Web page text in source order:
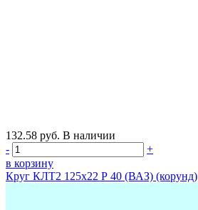
132.58 руб. В наличии
-
+
в корзину
Круг КЛТ2 125х22 Р 40 (ВАЗ) (корунд)